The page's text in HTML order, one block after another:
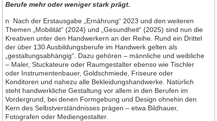
Neuheiten 2015
Neuheiten 2014
Neuheiten 2013
Neuheiten 2012
Neuheiten 2011
Neuheiten 2010
Neuheiten 2009
Neuheiten 2008
Berufe mehr oder weniger stark prägt.
n Nach der Erstausgabe „Ernährung“ 2023 und den weiteren
Themen „Mobilität“ (2024) und „Gesundheit“ (2025) sind nun die
Kreativen unter den Handwerkern an der Reihe. Rund ein Drittel
der über 130 Ausbildungsberufe im Handwerk gelten als
„gestaltungsabhängig“. Dazu gehören – männliche und weibliche
– Maler, Stuckateure oder Raumgestalter ebenso wie Tischler
oder Instrumentenbauer, Goldschmiede, Friseure oder
Konditoren und nahezu alle Bekleidungshandwerke. Natürlich
steht handwerkliche Gestaltung vor allem in den Berufen im
Vordergrund, bei denen Formgebung und Design ohnehin den
Kern des Selbstverständnisses prägen – etwa Bildhauer,
Fotografen oder Mediengestalter.